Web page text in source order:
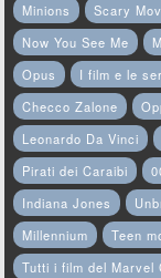
Minions Scary
Now You See Me
Opus
I film e le
Checco Zalone
Leonardo Da Vinci
Pirati dei Caraibi
Indiana Jones
Millennium
Teen
Tutti i film del Marvel